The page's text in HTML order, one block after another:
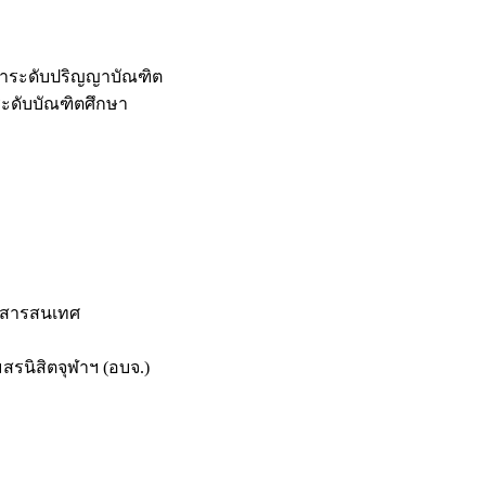
าระดับปริญญาบัณฑิต
ะดับบัณฑิตศึกษา
ารสนเทศ
รนิสิตจุฬาฯ (อบจ.)